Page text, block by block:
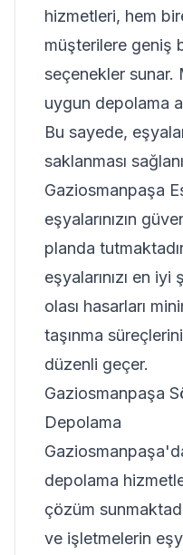
hizmetleri, hem
müşterilere geniş
seçenekler sunar.
uygun depolama
Bu sayede,
saklanması
Gaziosmanpaşa
eşyalarınızın
planda
eşyalarınızı en
olası hasarları
taşınma
düzenli geçer.
Gaziosmanpaşa
Depolama
depolama
çözüm
ve işletmelerin